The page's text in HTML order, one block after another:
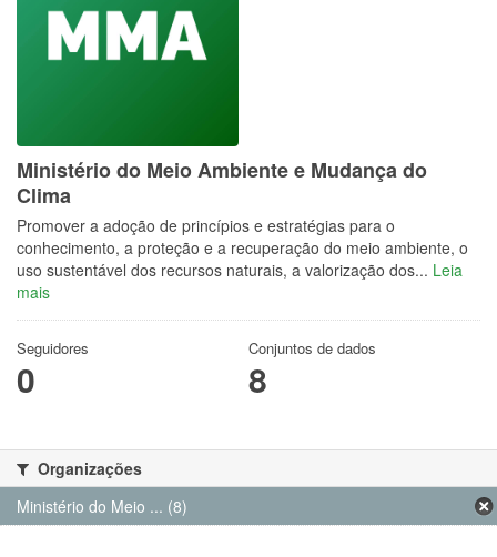
Ministério do Meio Ambiente e Mudança do
Clima
Promover a adoção de princípios e estratégias para o
conhecimento, a proteção e a recuperação do meio ambiente, o
uso sustentável dos recursos naturais, a valorização dos... Leia
mais
Seguidores
0
Conjuntos de dados
8
Organizações
Ministério do Meio ... (8)